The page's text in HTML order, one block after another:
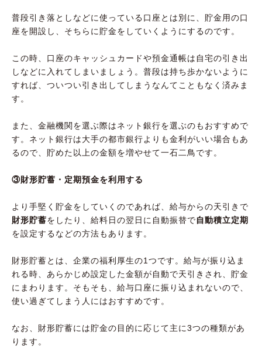
普段引き落としなどに使っている口座とは別に、貯金用の口
座を開設し、そちらに貯金をしていくようにするのです。
この時、口座のキャッシュカードや預金通帳は自宅の引き出
しなどに入れてしまいましょう。普段は持ち歩かないように
すれば、ついつい引き出してしまうなんてこともなく済みま
す。
また、金融機関を選ぶ際はネット銀行を選ぶのもおすすめで
す。ネット銀行は大手の都市銀行よりも金利がいい場合もあ
るので、貯めた以上の金額を増やせて一石二鳥です。
③財形貯蓄・定期預金を利用する
より手堅く貯金をしていくのであれば、給与からの天引きで
財形貯蓄をしたり、給料日の翌日に自動振替で自動積立定期
を設定するなどの方法もあります。
財形貯蓄とは、企業の福利厚生の1つです。給与が振り込ま
れる時、あらかじめ設定した金額が自動で天引きされ、貯金
にまわります。そもそも、給与口座に振り込まれないので、
使い過ぎてしまう人にはおすすめです。
なお、財形貯蓄には貯金の目的に応じて主に3つの種類があ
ります。